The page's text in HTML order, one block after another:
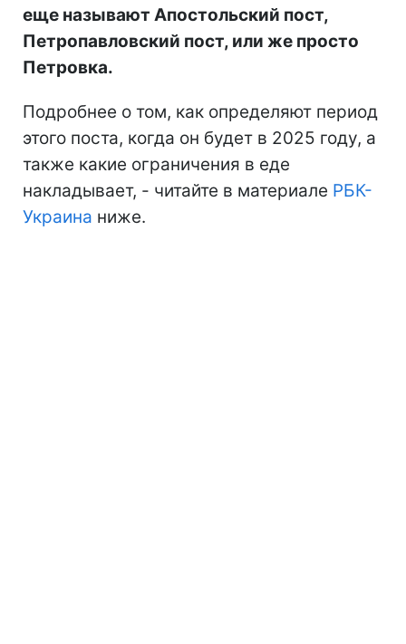
еще называют Апостольский пост,
Петропавловский пост, или же просто
Петровка.
Подробнее о том, как определяют период
этого поста, когда он будет в 2025 году, а
также какие ограничения в еде
накладывает, - читайте в материале РБК-
Украина ниже.